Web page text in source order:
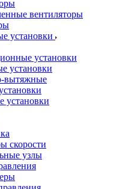
вентиляторы
установки
установки
установки
вытяжные
установки
скорости
узлы